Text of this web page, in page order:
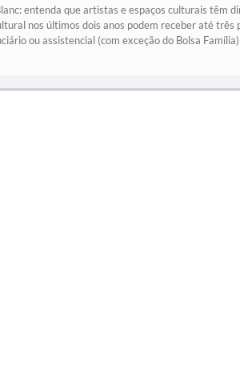
que artistas e espaços culturais têm
nos últimos dois anos podem receber até três
ou assistencial (com exceção do Bolsa